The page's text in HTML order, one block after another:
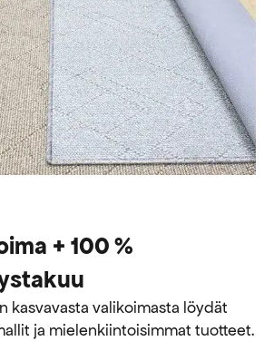
+ 100 %
kasvavasta valikoimasta löydät
ja mielenkiintoisimmat tuotteet.